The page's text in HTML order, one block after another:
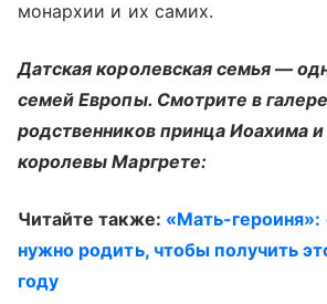
монархии и их самих.
Датская королевская семья —
семей Европы. Смотрите в
родственников принца Иоахима и
королевы Маргрете:
Читайте также: ​​ «Мать-героиня»:
нужно родить, чтобы получить
году